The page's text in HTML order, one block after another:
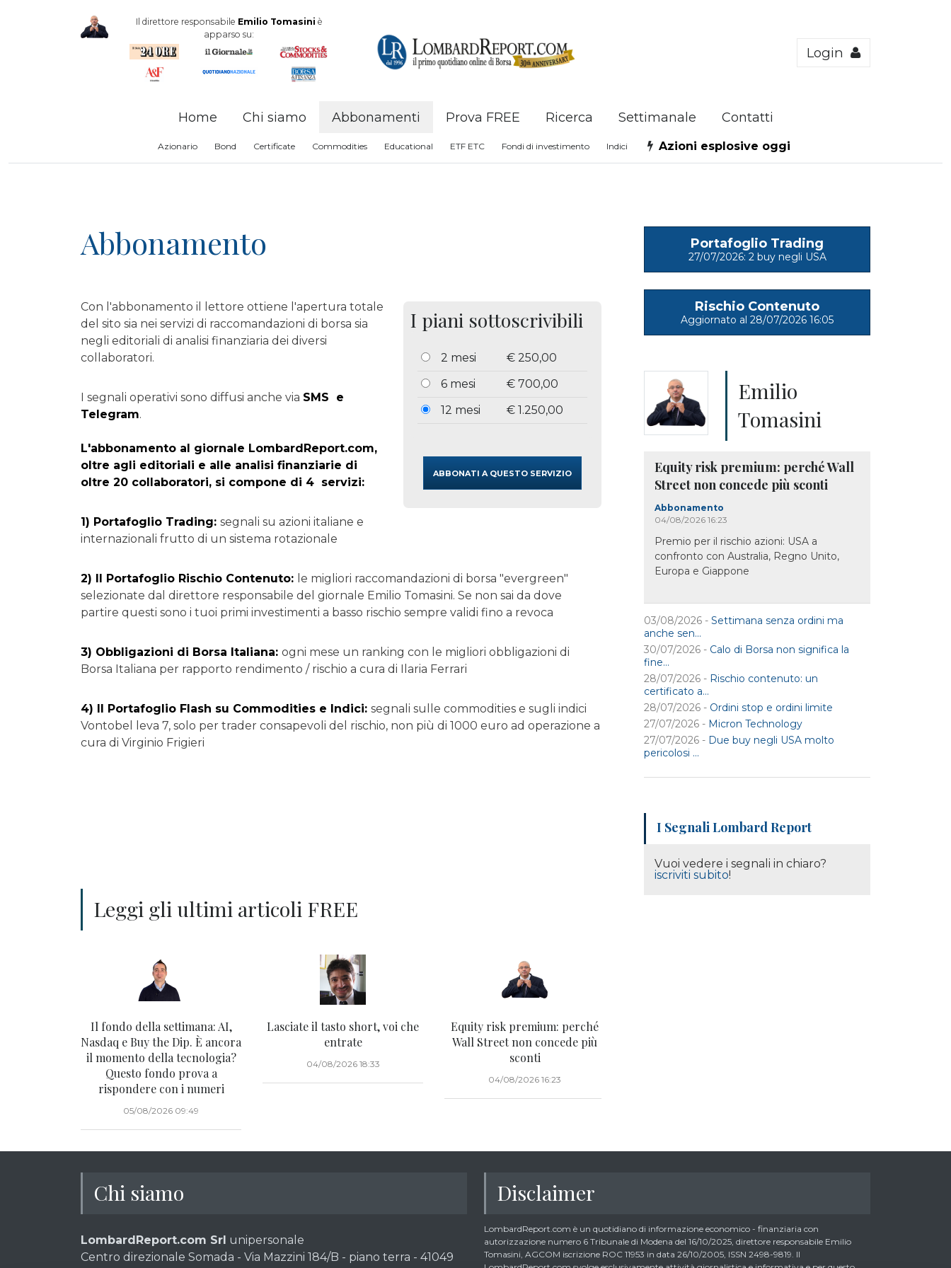
Il direttore responsabile Emilio Tomasini è
apparso su:
Login
Home Chi siamo Abbonamenti Prova FREE Ricerca Settimanale Contatti
Azionario Bond Certificate Commodities Educational ETF ETC Fondi di investimento Indici Azioni esplosive oggi
Abbonamento
I piani sottoscrivibili
2 mesi
€ 250,00
6 mesi
€ 700,00
12 mesi
€ 1.250,00
Con l'abbonamento il lettore ottiene l'apertura totale
del sito sia nei servizi di raccomandazioni di borsa sia
negli editoriali di analisi finanziaria dei diversi
collaboratori.
I segnali operativi sono diffusi anche via SMS e
Telegram.
L'abbonamento al giornale LombardReport.com,
oltre agli editoriali e alle analisi finanziarie di
oltre 20 collaboratori, si compone di 4 servizi:
1) Portafoglio Trading: segnali su azioni italiane e
internazionali frutto di un sistema rotazionale
2) Il Portafoglio Rischio Contenuto: le migliori raccomandazioni di borsa "evergreen"
selezionate dal direttore responsabile del giornale Emilio Tomasini. Se non sai da dove
partire questi sono i tuoi primi investimenti a basso rischio sempre validi fino a revoca
3) Obbligazioni di Borsa Italiana: ogni mese un ranking con le migliori obbligazioni di
Borsa Italiana per rapporto rendimento / rischio a cura di Ilaria Ferrari
4) Il Portafoglio Flash su Commodities e Indici: segnali sulle commodities e sugli indici
Vontobel leva 7, solo per trader consapevoli del rischio, non più di 1000 euro ad operazione a
cura di Virginio Frigieri
Leggi gli ultimi articoli FREE
Il fondo della settimana: AI,
Nasdaq e Buy the Dip. È ancora
il momento della tecnologia?
Questo fondo prova a
rispondere con i numeri
05/08/2026 09:49
Lasciate il tasto short, voi che
entrate
04/08/2026 18:33
Equity risk premium: perché
Wall Street non concede più
sconti
04/08/2026 16:23
Portafoglio Trading
27/07/2026: 2 buy negli USA
Rischio Contenuto
Aggiornato al 28/07/2026 16:05
Emilio
Tomasini
Equity risk premium: perché Wall
Street non concede più sconti
Abbonamento
04/08/2026 16:23
Premio per il rischio azioni: USA a
confronto con Australia, Regno Unito,
Europa e Giappone
03/08/2026 - Settimana senza ordini ma
anche sen...
30/07/2026 - Calo di Borsa non significa la
fine...
28/07/2026 - Rischio contenuto: un
certificato a...
28/07/2026 - Ordini stop e ordini limite
27/07/2026 - Micron Technology
27/07/2026 - Due buy negli USA molto
pericolosi ...
I Segnali Lombard Report
Vuoi vedere i segnali in chiaro?
iscriviti subito!
Chi siamo
LombardReport.com Srl unipersonale
Centro direzionale Somada - Via Mazzini 184/B - piano terra - 41049
Disclaimer
LombardReport.com è un quotidiano di informazione economico - finanziaria con
autorizzazione numero 6 Tribunale di Modena del 16/10/2025, direttore responsabile Emilio
Tomasini, AGCOM iscrizione ROC 11953 in data 26/10/2005, ISSN 2498-9819. Il